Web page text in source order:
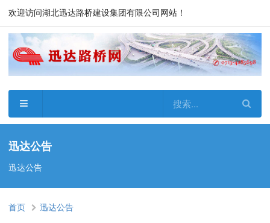
欢迎访问湖北迅达路桥建设集团有限公司网站！
迅达公告
迅达公告
首页 迅达公告